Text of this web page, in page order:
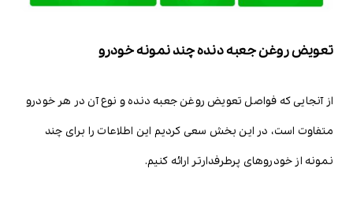
تعویض روغن جعبه دنده چند نمونه خودرو
از آنجایی که فواصل تعویض روغن جعبه دنده و نوع آن در هر خودرو
متفاوت است، در این بخش سعی کردیم این اطلاعات را برای چند
نمونه از خودروهای پرطرفدارتر ارائه کنیم.